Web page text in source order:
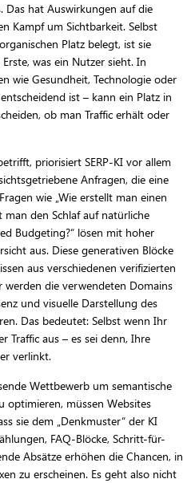
Das hat Auswirkungen auf die
Kampf um Sichtbarkeit. Selbst
Platz belegt, ist sie
was ein Nutzer sieht. In
wie Gesundheit, Technologie oder
ist – kann ein Platz in
ob man Traffic erhält oder
priorisiert SERP-KI vor allem
Anfragen, die eine
wie „Wie erstellt man einen
man den Schlaf auf natürliche
Budgeting?“ lösen mit hoher
aus. Diese generativen Blöcke
aus verschiedenen verifizierten
werden die verwendeten Domains
und visuelle Darstellung des
Das bedeutet: Selbst wenn Ihr
Traffic aus – es sei denn, Ihre
verlinkt.
Wettbewerb um semantische
optimieren, müssen Websites
sie dem „Denkmuster“ der KI
FAQ-Blöcke, Schritt-für-
Absätze erhöhen die Chancen, in
zu erscheinen. Es geht also nicht